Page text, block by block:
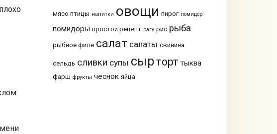
мясо птицы напитки овощи пирог помидор
помидоры простой рецепт рагу рис рыба
рыбное филе салат салаты свинина
сельдь сливки супы сырторт тыква
фарш фрукты чеснок яйца